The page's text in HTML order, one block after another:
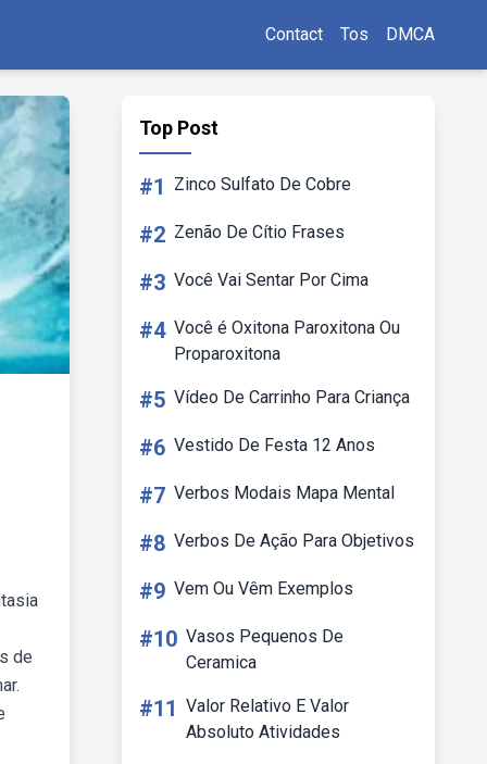
Contact Tos DMCA
de
Top Post
#1 Zinco Sulfato De Cobre
#2 Zenão De Cítio Frases
#3 Você Vai Sentar Por Cima
#4 Você é Oxitona Paroxitona Ou
Proparoxitona
#5 Vídeo De Carrinho Para Criança
#6 Vestido De Festa 12 Anos
#7 Verbos Modais Mapa Mental
#8 Verbos De Ação Para Objetivos
#9 Vem Ou Vêm Exemplos
#10 Vasos Pequenos De
Ceramica
#11 Valor Relativo E Valor
Absoluto Atividades